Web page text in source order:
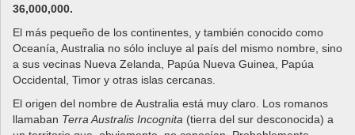
36,000,000.
El más pequeño de los continentes, y también conocido como
Oceanía, Australia no sólo incluye al país del mismo nombre, sino
a sus vecinas Nueva Zelanda, Papúa Nueva Guinea, Papúa
Occidental, Timor y otras islas cercanas.
El origen del nombre de Australia está muy claro. Los romanos
llamaban Terra Australis Incognita (tierra del sur desconocida) a